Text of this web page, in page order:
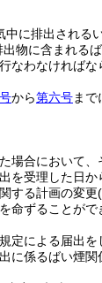
に排出される
物に含まれる
なわなければな
から第六号ま
場合において
受理した日
する計画の変更(
命ずることがで
定による届出
係るばい煙